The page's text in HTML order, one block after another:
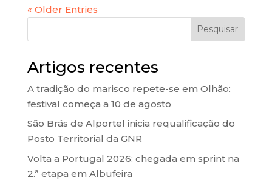
« Older Entries
Pesquisar
Artigos recentes
A tradição do marisco repete-se em Olhão:
festival começa a 10 de agosto
São Brás de Alportel inicia requalificação do
Posto Territorial da GNR
Volta a Portugal 2026: chegada em sprint na
2.ª etapa em Albufeira